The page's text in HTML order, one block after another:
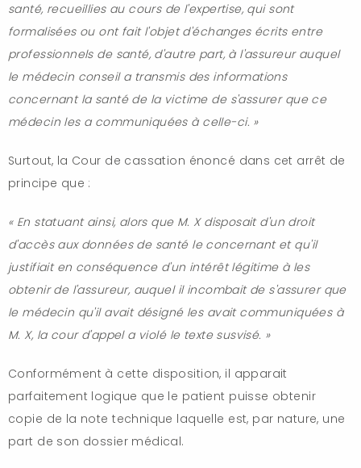
santé, recueillies au cours de l'expertise, qui sont
formalisées ou ont fait l'objet d'échanges écrits entre
professionnels de santé, d'autre part, à l'assureur auquel
le médecin conseil a transmis des informations
concernant la santé de la victime de s'assurer que ce
médecin les a communiquées à celle-ci. »
Surtout, la Cour de cassation énoncé dans cet arrêt de
principe que :
« En statuant ainsi, alors que M. X disposait d'un droit
d'accès aux données de santé le concernant et qu'il
justifiait en conséquence d'un intérêt légitime à les
obtenir de l'assureur, auquel il incombait de s'assurer que
le médecin qu'il avait désigné les avait communiquées à
M. X, la cour d'appel a violé le texte susvisé. »
Conformément à cette disposition, il apparait
parfaitement logique que le patient puisse obtenir
copie de la note technique laquelle est, par nature, une
part de son dossier médical.